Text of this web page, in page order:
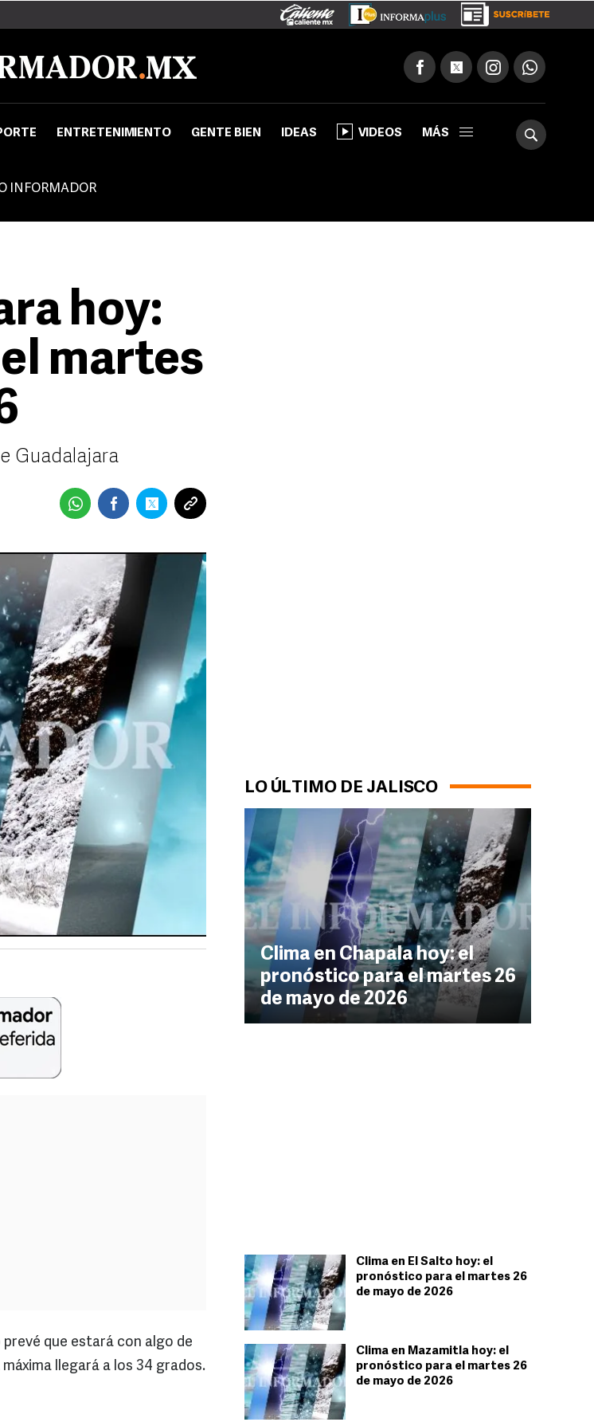
ENTRETENIMIENTO GENTE BIEN IDEAS VIDEOS MÁS
INFORMADOR
LO ÚLTIMO DE JALISCO
Clima en Chapala hoy: el
pronóstico para el martes 26
de mayo de 2026
Clima en El Salto hoy: el
pronóstico para el martes 26
de mayo de 2026
Clima en Mazamitla hoy: el
pronóstico para el martes 26
de mayo de 2026
hoy:
martes
Guadalajara
que estará con algo de
llegará a los 34 grados.